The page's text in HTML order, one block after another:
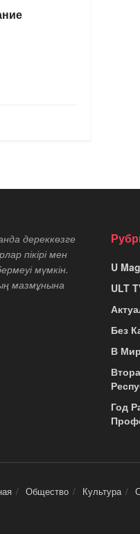
дереккөзге
пікірі мен
мүмкін.
мазмұнына
U
ULT
Без
В
Год
Общество Культура